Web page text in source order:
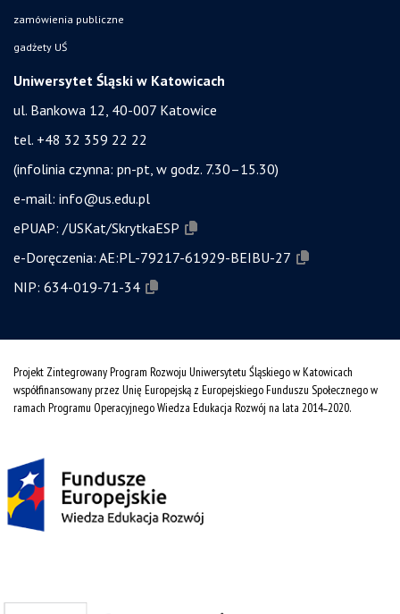
zamówienia publiczne
gadżety UŚ
Uniwersytet Śląski w Katowicach
ul. Bankowa 12, 40-007 Katowice
tel. +48 32 359 22 22
(infolinia czynna: pn-pt, w godz. 7.30–15.30)
e-mail: info@us.edu.pl
ePUAP: /USKat/SkrytkaESP
e-Doręczenia: AE:PL-79217-61929-BEIBU-27
NIP: 634-019-71-34
Projekt Zintegrowany Program Rozwoju Uniwersytetu Śląskiego w Katowicach
współfinansowany przez Unię Europejską z Europejskiego Funduszu Społecznego w
ramach Programu Operacyjnego Wiedza Edukacja Rozwój na lata 2014˗2020.